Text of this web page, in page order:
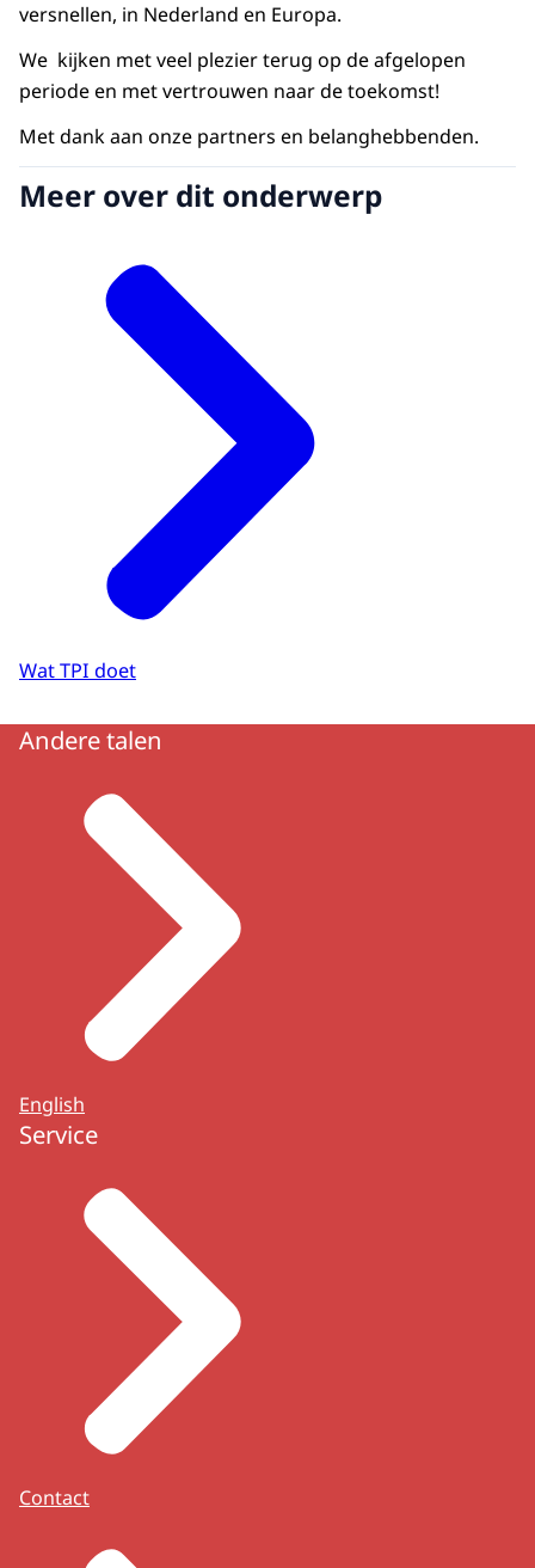
versnellen, in Nederland en Europa.
We kijken met veel plezier terug op de afgelopen
periode en met vertrouwen naar de toekomst!
Met dank aan onze partners en belanghebbenden.
Meer over dit onderwerp
Wat TPI doet
Andere talen
English
Service
Contact